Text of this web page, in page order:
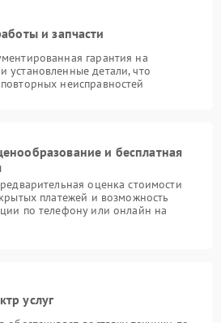
и запчасти
гарантия на
установленные детали, что
неисправностей
и бесплатная
оценка стоимости
платежей и возможность
по телефону или онлайн на
услуг